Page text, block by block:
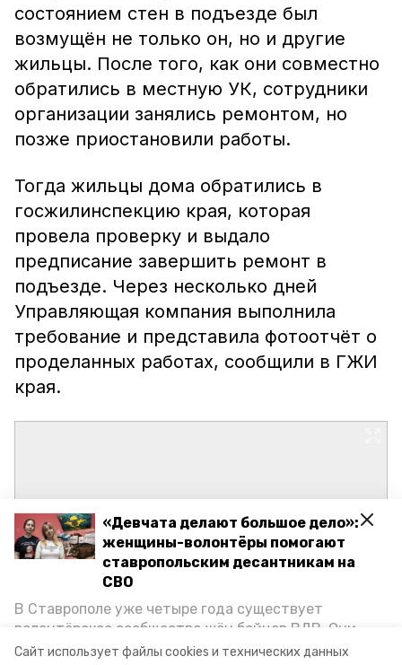
Сайт использует файлы cookies и технических данных
«Девчата делают большое дело»:
женщины-волонтёры помогают
ставропольским десантникам на
СВО
В Ставрополе уже четыре года существует
волонтёрское сообщество жён бойцов ВДВ. Они
организуют сборы вещей и продуктов для
состоянием стен в подъезде был
возмущён не только он, но и другие
жильцы. После того, как они совместно
обратились в местную УК, сотрудники
организации занялись ремонтом, но
позже приостановили работы.
Тогда жильцы дома обратились в
госжилинспекцию края, которая
провела проверку и выдало
предписание завершить ремонт в
подъезде. Через несколько дней
Управляющая компания выполнила
требование и представила фотоотчёт о
проделанных работах, сообщили в ГЖИ
края.